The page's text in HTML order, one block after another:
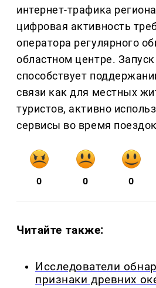
интернет-трафика
цифровая активность
оператора регулярного
областном центре.
способствует
связи как для местных
туристов, активно
сервисы во время
0 0 0
Читайте также:
Исследователи
признаки древних